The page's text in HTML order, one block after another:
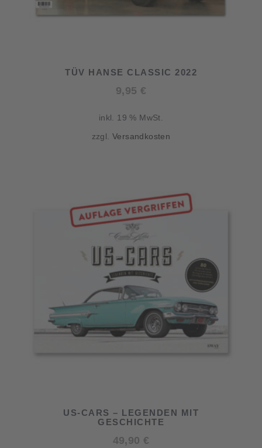
TÜV HANSE CLASSIC 2022
9,95 €
inkl. 19 % MwSt.
zzgl.Versandkosten
US-CARS – LEGENDEN MIT
GESCHICHTE
49,90 €